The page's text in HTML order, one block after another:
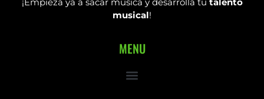
¡Empieza ya a sacar música y desarrolla tu talento
musical!
MENU